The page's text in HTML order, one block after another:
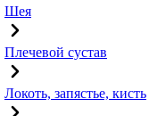
Шея
Плечевой сустав
Локоть, запястье, кисть